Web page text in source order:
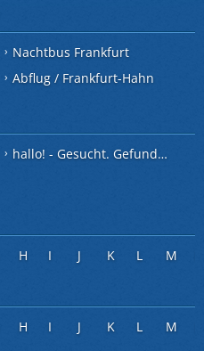
Nachtbus Frankfurt
Abflug / Frankfurt-Hahn
hallo! - Gesucht. Gefunden.
H I J K L M
H I J K L M